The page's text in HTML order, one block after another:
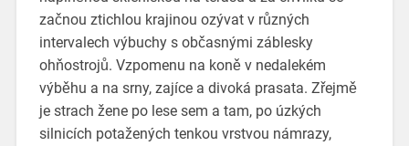
začnou ztichlou krajinou ozývat v různých
intervalech výbuchy s občasnými záblesky
ohňostrojů. Vzpomenu na koně v nedalekém
výběhu a na srny, zajíce a divoká prasata. Zřejmě
je strach žene po lese sem a tam, po úzkých
silnicích potažených tenkou vrstvou námrazy,